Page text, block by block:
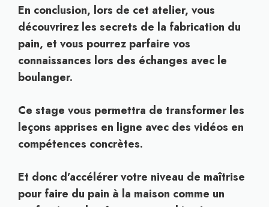
En conclusion, lors de cet atelier, vous
découvrirez les secrets de la fabrication du
pain, et vous pourrez parfaire vos
connaissances lors des échanges avec le
boulanger.
Ce stage vous permettra de transformer les
leçons apprises en ligne avec des vidéos en
compétences concrètes.
Et donc d’accélérer votre niveau de maîtrise
pour faire du pain à la maison comme un